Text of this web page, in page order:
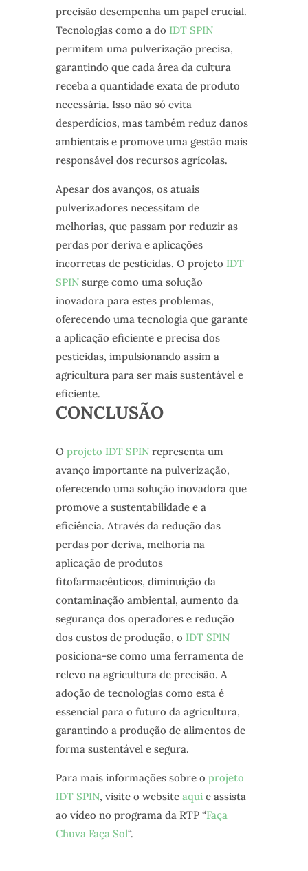
precisão desempenha um papel crucial.
Tecnologias como a do IDT SPIN
permitem uma pulverização precisa,
garantindo que cada área da cultura
receba a quantidade exata de produto
necessária. Isso não só evita
desperdícios, mas também reduz danos
ambientais e promove uma gestão mais
responsável dos recursos agrícolas.
Apesar dos avanços, os atuais
pulverizadores necessitam de
melhorias, que passam por reduzir as
perdas por deriva e aplicações
incorretas de pesticidas. O projeto IDT
SPINsurge como uma solução
inovadora para estes problemas,
oferecendo uma tecnologia que garante
a aplicação eficiente e precisa dos
pesticidas, impulsionando assim a
agricultura para ser mais sustentável e
eficiente.
CONCLUSÃO
O projeto IDT SPINrepresenta um
avanço importante na pulverização,
oferecendo uma solução inovadora que
promove a sustentabilidade e a
eficiência. Através da redução das
perdas por deriva, melhoria na
aplicação de produtos
fitofarmacêuticos, diminuição da
contaminação ambiental, aumento da
segurança dos operadores e redução
dos custos de produção, o IDT SPIN
posiciona-se como uma ferramenta de
relevo na agricultura de precisão. A
adoção de tecnologias como esta é
essencial para o futuro da agricultura,
garantindo a produção de alimentos de
forma sustentável e segura.
Para mais informações sobre o projeto
IDT SPIN, visite o website aquie assista
ao vídeo no programa da RTP “Faça
Chuva Faça Sol“.